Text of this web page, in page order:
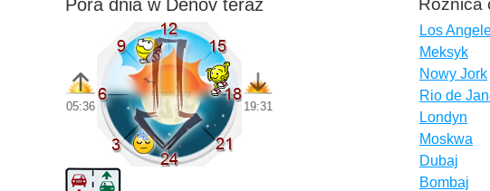
Pora dnia w Denov teraz
05:36 19:31
Różnica
Los
Meksyk
Nowy Jork
Rio de
Londyn
Moskwa
Dubaj
Bombaj